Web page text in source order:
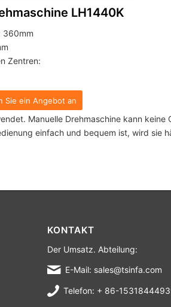
LH1440K
360mm
Zentren:
Sie ein Angebot an
Manuelle Drehmaschine kann
einfach und bequem ist, wird sie
KONTAKT
Der Umsatz. Abteilung:
E-Mail: sales@tsinfa.com
Telefon: + 86-